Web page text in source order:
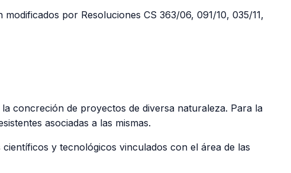
por Resoluciones CS 363/06, 091/10, 035/11,
concreción de proyectos de diversa naturaleza. Para la
asociadas a las mismas.
y tecnológicos vinculados con el área de las